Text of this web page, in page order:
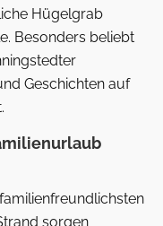
Hügelgrab
Besonders beliebt
Geschichten auf
sorgen